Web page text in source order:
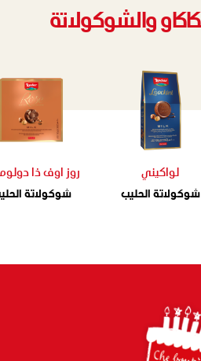
والشوكولاتة
لواكيني
شوكولاتة الحليب
روز اوف ذا
شوكولاتة